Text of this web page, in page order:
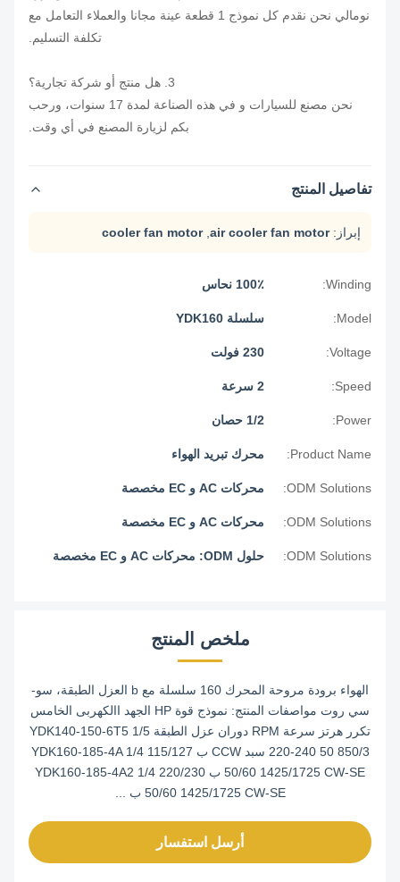
نومالي نحن نقدم كل نموذج 1 قطعة عينة مجانا والعملاء التعامل مع
تكلفة التسليم.
نحن مصنع للسيارات و في هذه الصناعة لمدة 17 سنوات، ورحب
بكم لزيارة المصنع في أي وقت.
تفاصيل المنتج
air cooler fan motor
,
cooler fan motor
Winding:
Model: سلسلة YDK160
Voltage:
Speed:
Power:
Product Name: محرك تبريد الهواء
ODM Solutions: محركات AC و EC مخصصة
ODM Solutions: محركات AC و EC مخصصة
ODM Solutions: حلول ODM: محركات AC و EC مخصصة
ملخص المنتج
الهواء برودة مروحة المحرك 160 سلسلة مع b العزل الطبقة، سو-
سي روت مواصفات المنتج: نموذج قوة HP الجهد االكهربى الخامس
تكرر هرتز سرعة RPM دوران عزل الطبقة YDK140-150-6T5 1/5
220-240 50 850/3 سبد CCW ب YDK160-185-4A 1/4 115/127
50/60 1425/1725 CW-SE ب YDK160-185-4A2 1/4 220/230
50/60 1425/1725 CW-SE ب ...
أرسل استفسار